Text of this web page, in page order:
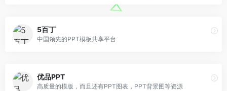
5百丁
中国领先的PPT模板共享平台
优品PPT
高质量的模版，而且还有PPT图表，PPT背景图等资源